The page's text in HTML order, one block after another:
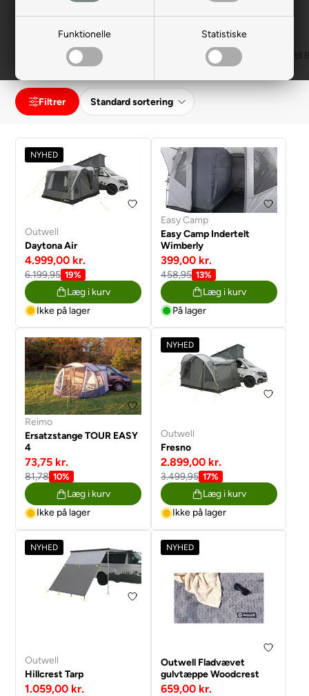
Funktionelle Statistiske
og vejledning.
Easy Camp telte DWT Villa telte Hæktelt til
Filtrer
NYHED
Outwell
Daytona Air
4.999,00 kr.
6.199,95 19%
Læg i kurv
Ikke på lager
Easy Camp
Easy Camp Indertelt
Wimberly
399,00 kr.
458,95 13%
Læg i kurv
På lager
Reimo
Ersatzstange TOUR EASY
4
73,75 kr.
81,78 10%
Læg i kurv
Ikke på lager
NYHED
Outwell
Fresno
2.899,00 kr.
3.499,95 17%
Læg i kurv
Ikke på lager
NYHED
Outwell
Hillcrest Tarp
1.059,00 kr.
NYHED
Outwell Fladvævet
gulvtæppe Woodcrest
659,00 kr.